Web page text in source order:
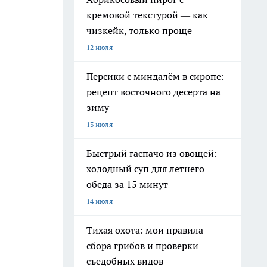
кремовой текстурой — как
чизкейк, только проще
12 июля
Персики с миндалём в сиропе:
рецепт восточного десерта на
зиму
13 июля
Быстрый гаспачо из овощей:
холодный суп для летнего
обеда за 15 минут
14 июля
Тихая охота: мои правила
сбора грибов и проверки
съедобных видов